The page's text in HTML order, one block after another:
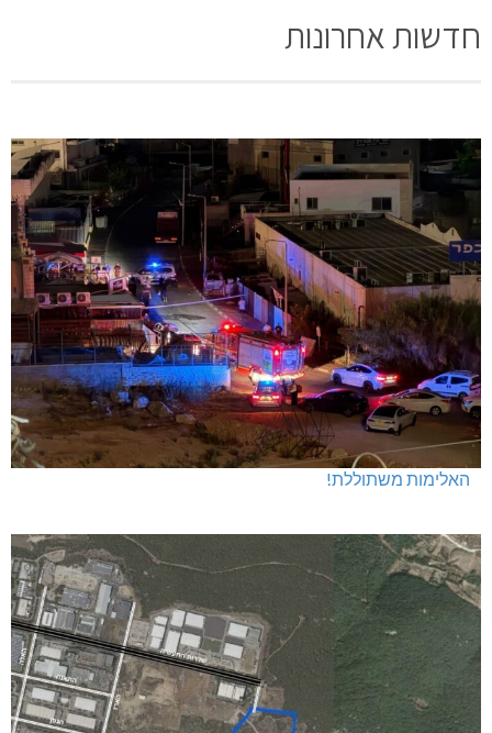
חדשות אחרונות
האלימות משתוללת!